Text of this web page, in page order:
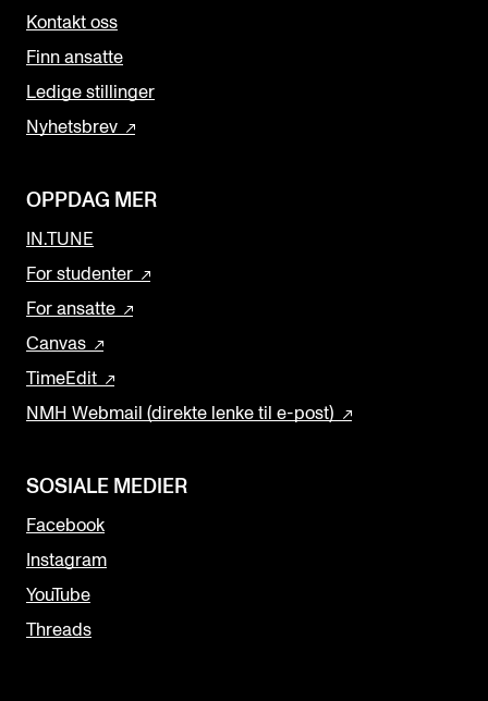
Kontakt oss
Finn ansatte
Ledige stillinger
Nyhetsbrev
OPPDAG MER
IN.TUNE
For studenter
For ansatte
Canvas
TimeEdit
NMH Webmail (direkte lenke til e-post)
SOSIALE MEDIER
Facebook
Instagram
YouTube
Threads